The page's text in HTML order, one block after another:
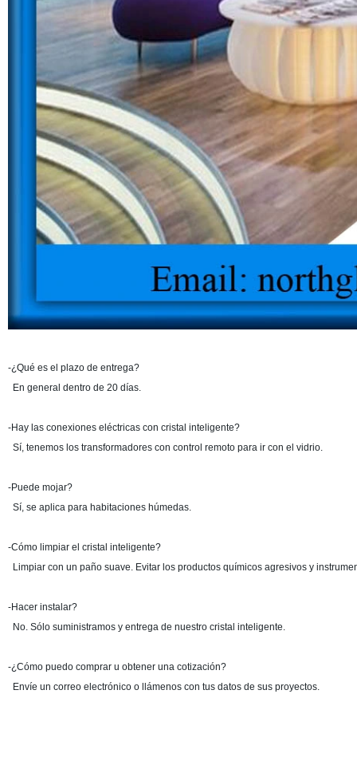
-¿Qué es el plazo de entrega?
En general dentro de 20 días.
-Hay las conexiones eléctricas con cristal inteligente?
Sí, tenemos los transformadores con control remoto para ir con el vidrio.
-Puede mojar?
Sí, se aplica para habitaciones húmedas.
-Cómo limpiar el cristal inteligente?
Limpiar con un paño suave. Evitar los productos químicos agresivos y
-Hacer instalar?
No. Sólo suministramos y entrega de nuestro cristal inteligente.
-¿Cómo puedo comprar u obtener una cotización?
Envíe un correo electrónico o llámenos con tus datos de sus proyectos.